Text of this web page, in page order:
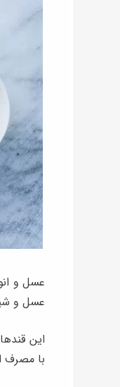
عسل و
عسل و
این
با مصرف